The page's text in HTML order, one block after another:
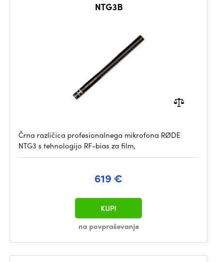
NTG3B
Črna različica profesionalnega mikrofona RØDE
NTG3 s tehnologijo RF-bias za film,
619 €
na povpraševanje
KUPI